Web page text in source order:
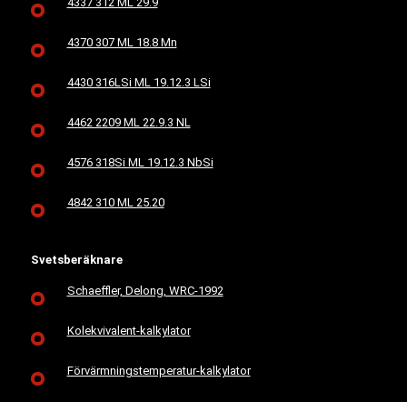
4370 307 ML 18.8 Mn
4430 316LSi ML 19.12.3 LSi
4462 2209 ML 22.9.3 NL
4576 318Si ML 19.12.3 NbSi
4842 310 ML 25.20
Svetsberäknare
Schaeffler, Delong, WRC-1992
Kolekvivalent-kalkylator
Förvärmningstemperatur-kalkylator